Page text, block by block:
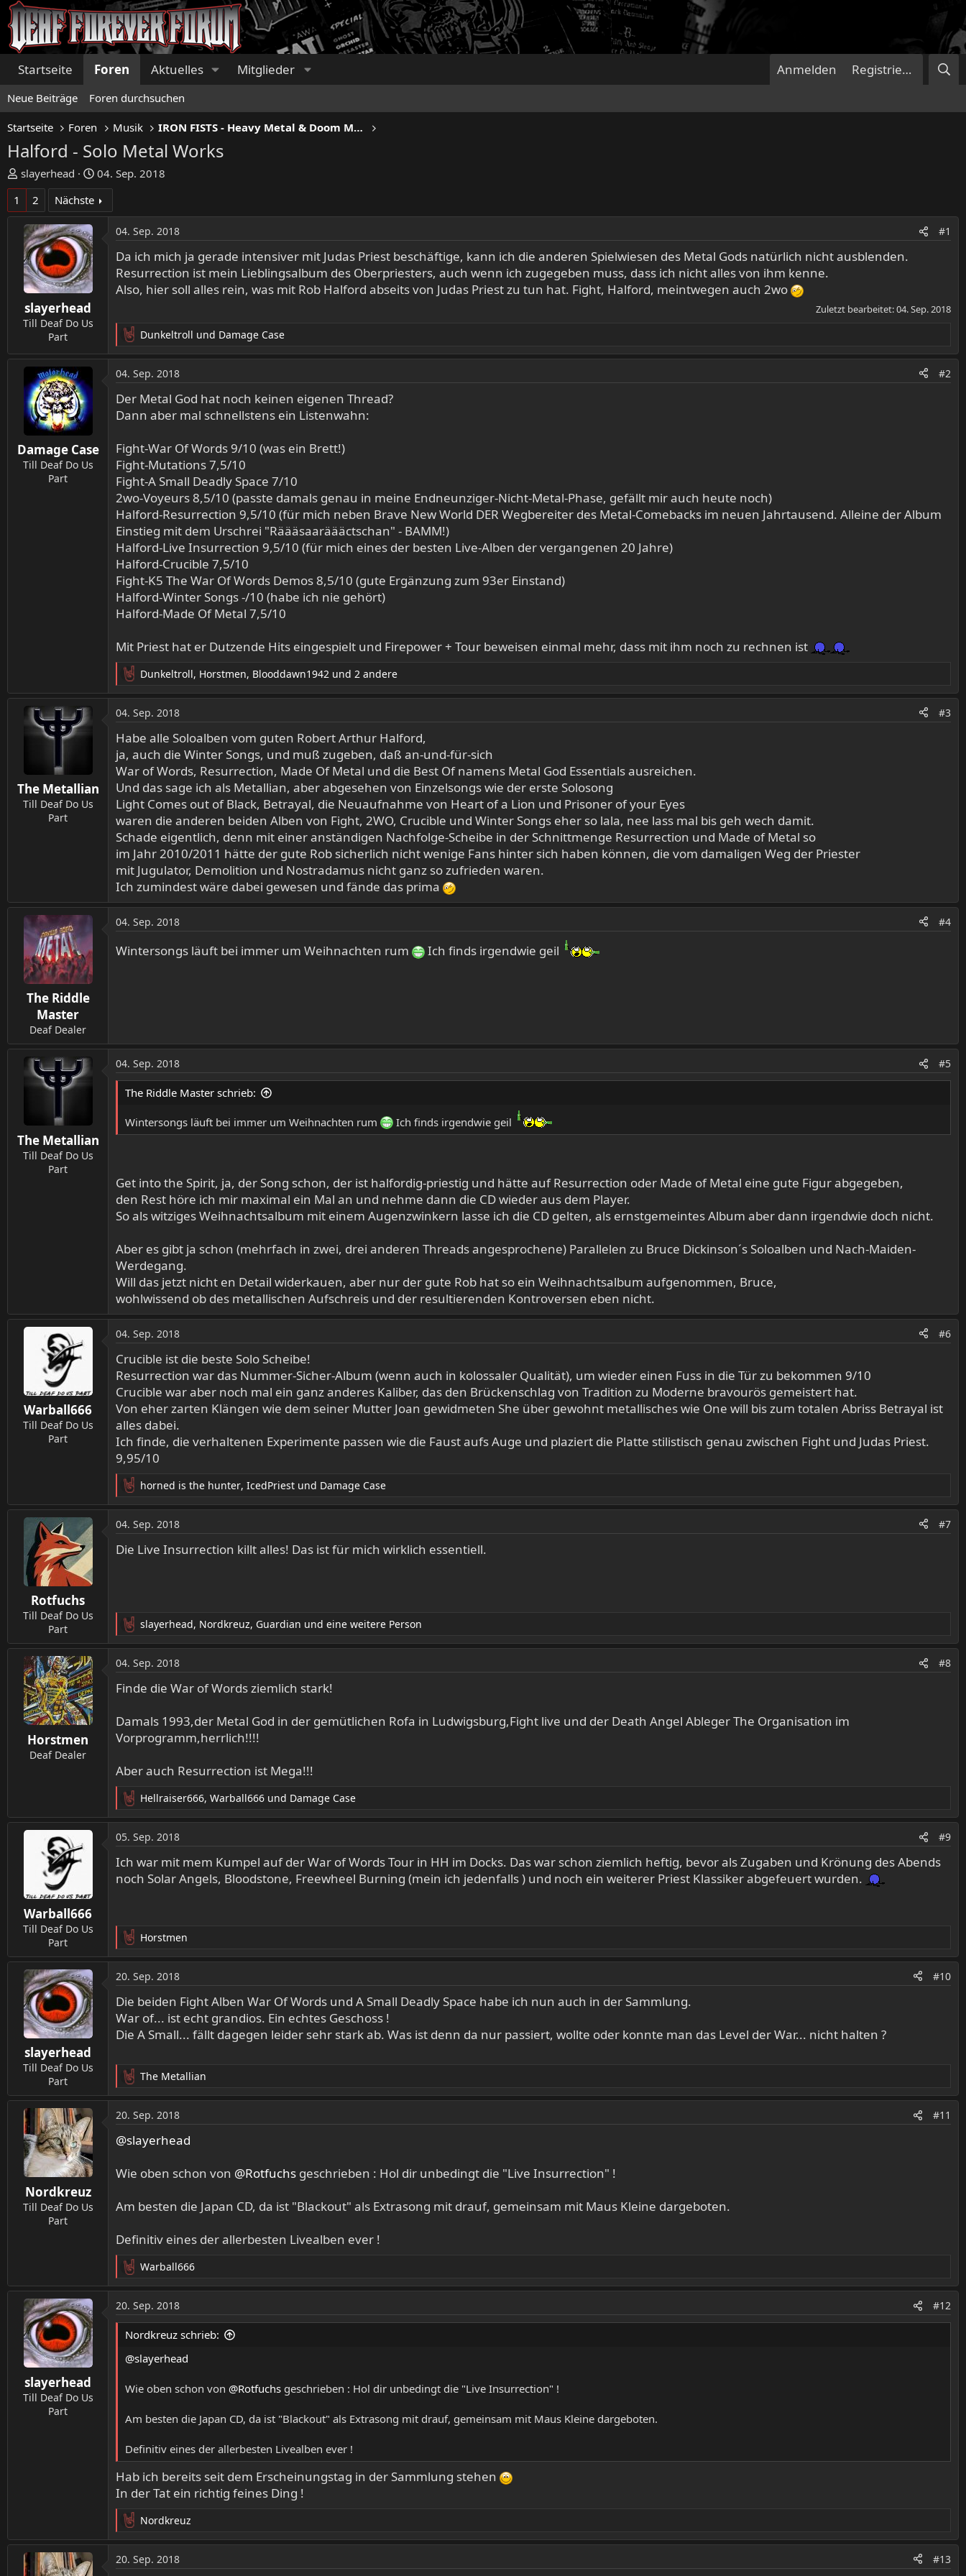
Startseite Foren Aktuelles Mitglieder Anmelden Registrieren
Neue Beiträge Foren durchsuchen
Startseite Foren Musik IRON FISTS - Heavy Metal & Doom Metal
Halford - Solo Metal Works
E
r
t
e
e
r
slayerhead
E
r
s
t
04. Sep. 2018
1
2 Nächste
slayerhead
Till Deaf Do Us
Part
04. Sep. 2018 #1
Da ich mich ja gerade intensiver mit Judas Priest beschäftige, kann ich die anderen Spielwiesen des Metal Gods natürlich nicht ausblenden.
Resurrection ist mein Lieblingsalbum des Oberpriesters, auch wenn ich zugegeben muss, dass ich nicht alles von ihm kenne.
Also, hier soll alles rein, was mit Rob Halford abseits von Judas Priest zu tun hat. Fight, Halford, meintwegen auch 2wo
Zuletzt bearbeitet:04. Sep. 2018
R
e
a
k
t
i
o
e
n
:
Dunkeltroll und Damage Case
Damage Case
Till Deaf Do Us
Part
04. Sep. 2018 #2
Der Metal God hat noch keinen eigenen Thread?
Dann aber mal schnellstens ein Listenwahn:
Fight-War Of Words 9/10 (was ein Brett!)
Fight-Mutations 7,5/10
Fight-A Small Deadly Space 7/10
2wo-Voyeurs 8,5/10 (passte damals genau in meine Endneunziger-Nicht-Metal-Phase, gefällt mir auch heute noch)
Halford-Resurrection 9,5/10 (für mich neben Brave New World DER Wegbereiter des Metal-Comebacks im neuen Jahrtausend. Alleine der Album
Einstieg mit dem Urschrei "Räääsaaräääctschan" - BAMM!)
Halford-Live Insurrection 9,5/10 (für mich eines der besten Live-Alben der vergangenen 20 Jahre)
Halford-Crucible 7,5/10
Fight-K5 The War Of Words Demos 8,5/10 (gute Ergänzung zum 93er Einstand)
Halford-Winter Songs -/10 (habe ich nie gehört)
Halford-Made Of Metal 7,5/10
Mit Priest hat er Dutzende Hits eingespielt und Firepower + Tour beweisen einmal mehr, dass mit ihm noch zu rechnen ist
R
e
a
k
t
o
n
e
n
:
Dunkeltroll, Horstmen, Blooddawn1942 und 2 andere
The Metallian
Till Deaf Do Us
Part
04. Sep. 2018 #3
Habe alle Soloalben vom guten Robert Arthur Halford,
ja, auch die Winter Songs, und muß zugeben, daß an-und-für-sich
War of Words, Resurrection, Made Of Metal und die Best Of namens Metal God Essentials ausreichen.
Und das sage ich als Metallian, aber abgesehen von Einzelsongs wie der erste Solosong
Light Comes out of Black, Betrayal, die Neuaufnahme von Heart of a Lion und Prisoner of your Eyes
waren die anderen beiden Alben von Fight, 2WO, Crucible und Winter Songs eher so lala, nee lass mal bis geh wech damit.
Schade eigentlich, denn mit einer anständigen Nachfolge-Scheibe in der Schnittmenge Resurrection und Made of Metal so
im Jahr 2010/2011 hätte der gute Rob sicherlich nicht wenige Fans hinter sich haben können, die vom damaligen Weg der Priester
mit Jugulator, Demolition und Nostradamus nicht ganz so zufrieden waren.
Ich zumindest wäre dabei gewesen und fände das prima
The Riddle
Master
Deaf Dealer
04. Sep. 2018 #4
Wintersongs läuft bei immer um Weihnachten rum Ich finds irgendwie geil
The Metallian
Till Deaf Do Us
Part
04. Sep. 2018 #5
The Riddle Master schrieb:
Wintersongs läuft bei immer um Weihnachten rum Ich finds irgendwie geil
Get into the Spirit, ja, der Song schon, der ist halfordig-priestig und hätte auf Resurrection oder Made of Metal eine gute Figur abgegeben,
den Rest höre ich mir maximal ein Mal an und nehme dann die CD wieder aus dem Player.
So als witziges Weihnachtsalbum mit einem Augenzwinkern lasse ich die CD gelten, als ernstgemeintes Album aber dann irgendwie doch nicht.
Aber es gibt ja schon (mehrfach in zwei, drei anderen Threads angesprochene) Parallelen zu Bruce Dickinson´s Soloalben und Nach-Maiden-
Werdegang.
Will das jetzt nicht en Detail widerkauen, aber nur der gute Rob hat so ein Weihnachtsalbum aufgenommen, Bruce,
wohlwissend ob des metallischen Aufschreis und der resultierenden Kontroversen eben nicht.
Warball666
Till Deaf Do Us
Part
04. Sep. 2018 #6
Crucible ist die beste Solo Scheibe!
Resurrection war das Nummer-Sicher-Album (wenn auch in kolossaler Qualität), um wieder einen Fuss in die Tür zu bekommen 9/10
Crucible war aber noch mal ein ganz anderes Kaliber, das den Brückenschlag von Tradition zu Moderne bravourös gemeistert hat.
Von eher zarten Klängen wie dem seiner Mutter Joan gewidmeten She über gewohnt metallisches wie One will bis zum totalen Abriss Betrayal ist
alles dabei.
Ich finde, die verhaltenen Experimente passen wie die Faust aufs Auge und plaziert die Platte stilistisch genau zwischen Fight und Judas Priest.
9,95/10
R
e
a
k
t
horned is the hunter, IcedPriest und Damage Case
Rotfuchs
Till Deaf Do Us
Part
04. Sep. 2018 #7
Die Live Insurrection killt alles! Das ist für mich wirklich essentiell.
R
e
a
k
t
n
e
:
slayerhead, Nordkreuz, Guardian und eine weitere Person
Horstmen
Deaf Dealer
04. Sep. 2018 #8
Finde die War of Words ziemlich stark!
Damals 1993,der Metal God in der gemütlichen Rofa in Ludwigsburg,Fight live und der Death Angel Ableger The Organisation im
Vorprogramm,herrlich!!!!
Aber auch Resurrection ist Mega!!!
R
e
a
k
t
o
n
Hellraiser666, Warball666 und Damage Case
Warball666
Till Deaf Do Us
Part
05. Sep. 2018 #9
Ich war mit mem Kumpel auf der War of Words Tour in HH im Docks. Das war schon ziemlich heftig, bevor als Zugaben und Krönung des Abends
noch Solar Angels, Bloodstone, Freewheel Burning (mein ich jedenfalls ) und noch ein weiterer Priest Klassiker abgefeuert wurden.
R
e
a
k
t
i
o
n
Horstmen
slayerhead
Till Deaf Do Us
Part
20. Sep. 2018 #10
Die beiden Fight Alben War Of Words und A Small Deadly Space habe ich nun auch in der Sammlung.
War of... ist echt grandios. Ein echtes Geschoss !
Die A Small... fällt dagegen leider sehr stark ab. Was ist denn da nur passiert, wollte oder konnte man das Level der War... nicht halten ?
R
e
a
k
t
i
n
n
The Metallian
Nordkreuz
Till Deaf Do Us
Part
20. Sep. 2018 #11
@slayerhead
Wie oben schon von @Rotfuchs geschrieben : Hol dir unbedingt die "Live Insurrection" !
Am besten die Japan CD, da ist "Blackout" als Extrasong mit drauf, gemeinsam mit Maus Kleine dargeboten.
Definitiv eines der allerbesten Livealben ever !
R
e
a
k
t
o
n
Warball666
slayerhead
Till Deaf Do Us
Part
20. Sep. 2018 #12
Nordkreuz schrieb:
@slayerhead
Wie oben schon von @Rotfuchs geschrieben : Hol dir unbedingt die "Live Insurrection" !
Am besten die Japan CD, da ist "Blackout" als Extrasong mit drauf, gemeinsam mit Maus Kleine dargeboten.
Definitiv eines der allerbesten Livealben ever !
Hab ich bereits seit dem Erscheinungstag in der Sammlung stehen
In der Tat ein richtig feines Ding !
R
e
a
k
Nordkreuz
20. Sep. 2018 #13